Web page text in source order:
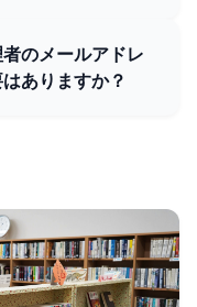
のメールアドレ
ありますか？